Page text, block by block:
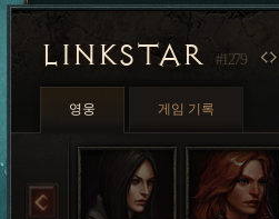
LINKSTAR #1279
영웅 게임 기록